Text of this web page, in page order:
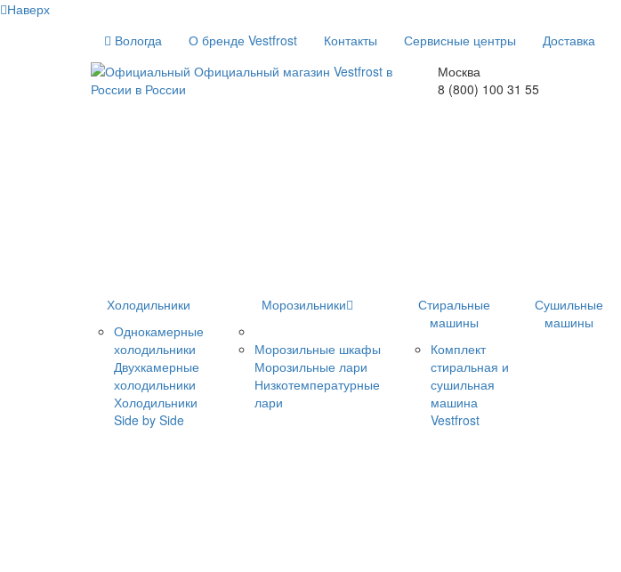
Наверх
Вологда
О бренде Vestfrost Контакты Сервисные центры Доставка
Москва
8 (800) 100 31 55
Холодильники
Однокамерные
холодильники
Двухкамерные
холодильники
Холодильники
Side by Side
Морозильники
Морозильные шкафы
Морозильные лари
Низкотемпературные
лари
Стиральные
машины
Комплект
стиральная и
сушильная
машина
Vestfrost
Сушильные
машины